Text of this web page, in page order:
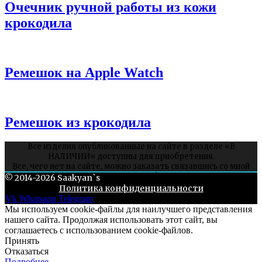
Очечник ручной работы из кожи
крокодила
Ремешок на Apple Watch
Ремешок из крокодила
Все изделия опубликованные на сайте в разделе «В
НАЛИЧИИ» доступны для приобретения.
Все, чего нет на сайте, можно заказать связавшись со мной
через соцсети или whatsapp.
© 2014-2026 Saakyan`s
Политика конфиденциальности
Vk Whatsapp Telegram
Мы используем cookie-файлы для наилучшего представления
нашего сайта. Продолжая использовать этот сайт, вы
соглашаетесь с использованием cookie-файлов.
Принять
Отказаться